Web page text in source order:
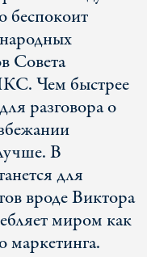
беспокоит
Совета
Чем быстрее
разговора о
В
для
вроде Виктора
миром как
маркетинга.